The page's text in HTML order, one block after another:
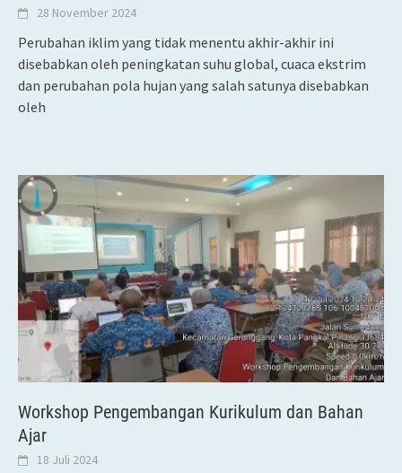
28 November 2024
Perubahan iklim yang tidak menentu akhir-akhir ini
disebabkan oleh peningkatan suhu global, cuaca ekstrim
dan perubahan pola hujan yang salah satunya disebabkan
oleh
Workshop Pengembangan Kurikulum dan Bahan
Ajar
18 Juli 2024